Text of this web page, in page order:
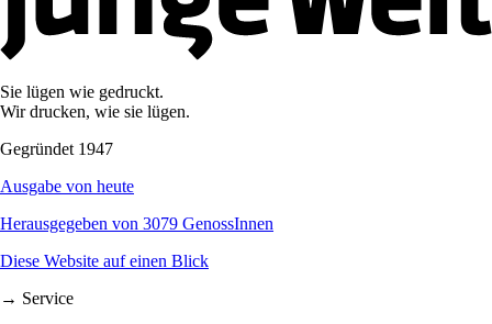
Sie lügen wie gedruckt.
Wir drucken, wie sie lügen.
Gegründet 1947
Ausgabe von heute
Herausgegeben von 3079 GenossInnen
Diese Website auf einen Blick
→ Service